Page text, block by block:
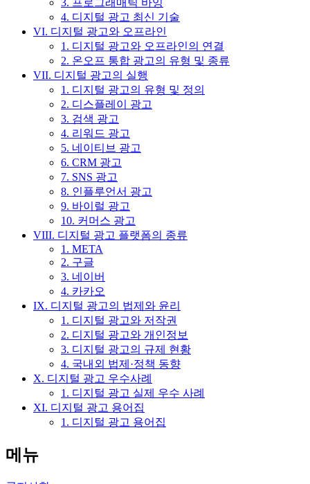
4. 디지털 광고 최신 기술
VI. 디지털 광고와 오프라인
1. 디지털 광고와 오프라인의 연결
2. 온오프 통합 광고의 유형 및 종류
VII. 디지털 광고의 실행
1. 디지털 광고의 유형 및 정의
2. 디스플레이 광고
3. 검색 광고
4. 리워드 광고
5. 네이티브 광고
6. CRM 광고
7. SNS 광고
8. 인플루언서 광고
9. 바이럴 광고
10. 커머스 광고
VIII. 디지털 광고 플랫폼의 종류
1. META
2. 구글
3. 네이버
4. 카카오
IX. 디지털 광고의 법제와 윤리
1. 디지털 광고와 저작권
2. 디지털 광고와 개인정보
3. 디지털 광고의 규제 현황
4. 국내외 법제·정책 동향
X. 디지털 광고 우수사례
1. 디지털 광고 실제 우수 사례
XI. 디지털 광고 용어집
1. 디지털 광고 용어집
메뉴